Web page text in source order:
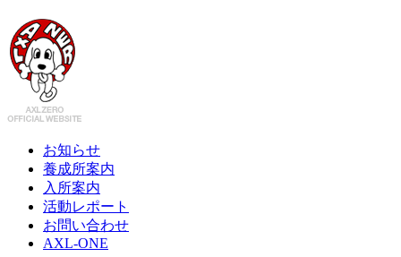
お知らせ
養成所案内
入所案内
活動レポート
お問い合わせ
AXL-ONE